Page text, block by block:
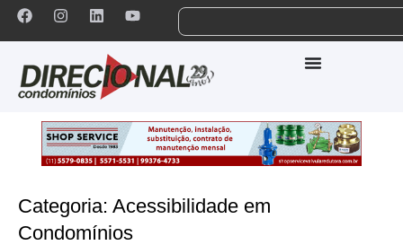
Categoria: Acessibilidade em
Condomínios